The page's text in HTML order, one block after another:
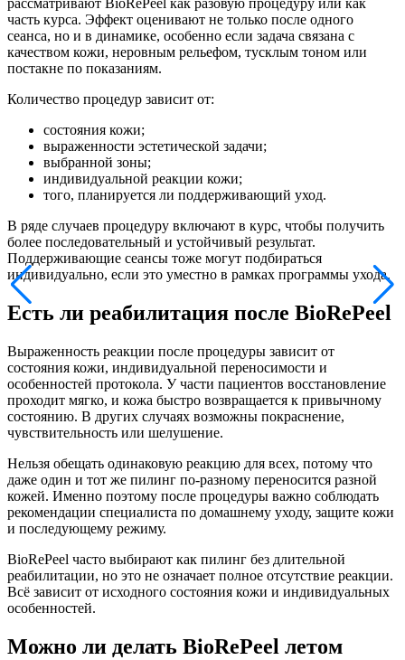
рассматривают BioRePeel как разовую процедуру или как
часть курса. Эффект оценивают не только после одного
сеанса, но и в динамике, особенно если задача связана с
качеством кожи, неровным рельефом, тусклым тоном или
постакне по показаниям.
Количество процедур зависит от:
состояния кожи;
выраженности эстетической задачи;
выбранной зоны;
индивидуальной реакции кожи;
того, планируется ли поддерживающий уход.
В ряде случаев процедуру включают в курс, чтобы получить
более последовательный и устойчивый результат.
Поддерживающие сеансы тоже могут подбираться
индивидуально, если это уместно в рамках программы ухода.
Есть ли реабилитация после BioRePeel
Выраженность реакции после процедуры зависит от
состояния кожи, индивидуальной переносимости и
особенностей протокола. У части пациентов восстановление
проходит мягко, и кожа быстро возвращается к привычному
состоянию. В других случаях возможны покраснение,
чувствительность или шелушение.
Нельзя обещать одинаковую реакцию для всех, потому что
даже один и тот же пилинг по-разному переносится разной
кожей. Именно поэтому после процедуры важно соблюдать
рекомендации специалиста по домашнему уходу, защите кожи
и последующему режиму.
BioRePeel часто выбирают как пилинг без длительной
реабилитации, но это не означает полное отсутствие реакции.
Всё зависит от исходного состояния кожи и индивидуальных
особенностей.
Можно ли делать BioRePeel летом